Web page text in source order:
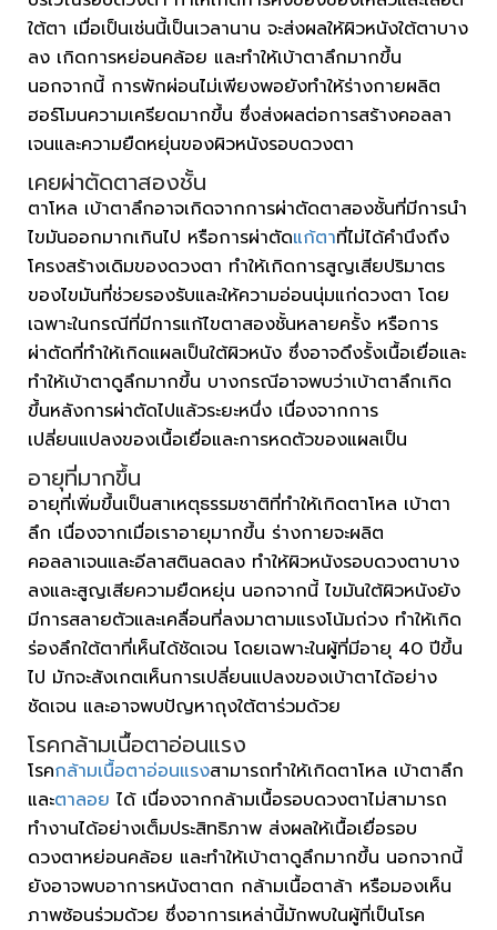
ใต้ตา เมื่อเป็นเช่นนี้เป็นเวลานาน จะส่งผลให้ผิวหนังใต้ตาบาง
ลง เกิดการหย่อนคล้อย และทำให้เบ้าตาลึกมากขึ้น
นอกจากนี้ การพักผ่อนไม่เพียงพอยังทำให้ร่างกายผลิต
ฮอร์โมนความเครียดมากขึ้น ซึ่งส่งผลต่อการสร้างคอลลา
เจนและความยืดหยุ่นของผิวหนังรอบดวงตา
เคยผ่าตัดตาสองชั้น
ตาโหล เบ้าตาลึกอาจเกิดจากการผ่าตัดตาสองชั้นที่มีการนำ
ไขมันออกมากเกินไป หรือการผ่าตัดแก้ตาที่ไม่ได้คำนึงถึง
โครงสร้างเดิมของดวงตา ทำให้เกิดการสูญเสียปริมาตร
ของไขมันที่ช่วยรองรับและให้ความอ่อนนุ่มแก่ดวงตา โดย
เฉพาะในกรณีที่มีการแก้ไขตาสองชั้นหลายครั้ง หรือการ
ผ่าตัดที่ทำให้เกิดแผลเป็นใต้ผิวหนัง ซึ่งอาจดึงรั้งเนื้อเยื่อและ
ทำให้เบ้าตาดูลึกมากขึ้น บางกรณีอาจพบว่าเบ้าตาลึกเกิด
ขึ้นหลังการผ่าตัดไปแล้วระยะหนึ่ง เนื่องจากการ
เปลี่ยนแปลงของเนื้อเยื่อและการหดตัวของแผลเป็น
อายุที่มากขึ้น
อายุที่เพิ่มขึ้นเป็นสาเหตุธรรมชาติที่ทำให้เกิดตาโหล เบ้าตา
ลึก เนื่องจากเมื่อเราอายุมากขึ้น ร่างกายจะผลิต
คอลลาเจนและอีลาสตินลดลง ทำให้ผิวหนังรอบดวงตาบาง
ลงและสูญเสียความยืดหยุ่น นอกจากนี้ ไขมันใต้ผิวหนังยัง
มีการสลายตัวและเคลื่อนที่ลงมาตามแรงโน้มถ่วง ทำให้เกิด
ร่องลึกใต้ตาที่เห็นได้ชัดเจน โดยเฉพาะในผู้ที่มีอายุ 40 ปีขึ้น
ไป มักจะสังเกตเห็นการเปลี่ยนแปลงของเบ้าตาได้อย่าง
ชัดเจน และอาจพบปัญหาถุงใต้ตาร่วมด้วย
โรคกล้ามเนื้อตาอ่อนแรง
โรคกล้ามเนื้อตาอ่อนแรงสามารถทำให้เกิดตาโหล เบ้าตาลึก
และตาลอย ได้ เนื่องจากกล้ามเนื้อรอบดวงตาไม่สามารถ
ทำงานได้อย่างเต็มประสิทธิภาพ ส่งผลให้เนื้อเยื่อรอบ
ดวงตาหย่อนคล้อย และทำให้เบ้าตาดูลึกมากขึ้น นอกจากนี้
ยังอาจพบอาการหนังตาตก กล้ามเนื้อตาล้า หรือมองเห็น
ภาพซ้อนร่วมด้วย ซึ่งอาการเหล่านี้มักพบในผู้ที่เป็นโรค